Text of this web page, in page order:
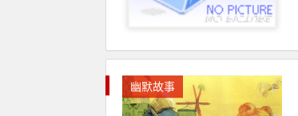
幽默故事